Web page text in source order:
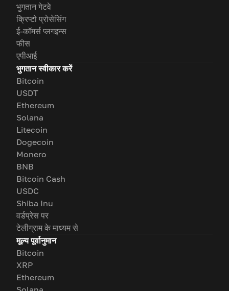
भुगतान गेटवे
क्रिप्टो प्रोसेसिंग
ई-कॉमर्स प्लगइन्स
फीस
एपीआई
भुगतान स्वीकार करें
Bitcoin
USDT
Ethereum
Solana
Litecoin
Dogecoin
Monero
BNB
Bitcoin Cash
USDC
Shiba Inu
वर्डप्रेस पर
टेलीग्राम के माध्यम से
मूल्य पूर्वानुमान
Bitcoin
XRP
Ethereum